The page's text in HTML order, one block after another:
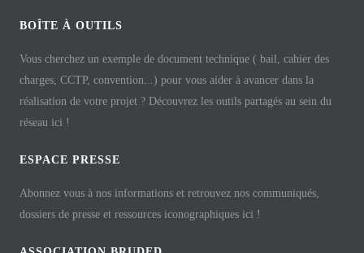
BOÎTE À OUTILS
Vous cherchez un exemple de document technique ( bail, cahier des
charges, CCTP, convention...) pour vous aider à avancer dans la
réalisation de votre projet ? Découvrez les outils partagés au sein du
réseau ici !
ESPACE PRESSE
Abonnez vous à nos informations et retrouvez nos communiqués,
dossiers de presse et ressources iconographiques ici !